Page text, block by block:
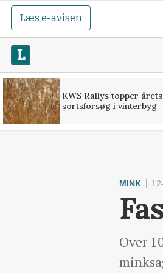
Læs e-avisen
KWS Rallys topper årets
sortsforsøg i vinterbyg
MINK
Over